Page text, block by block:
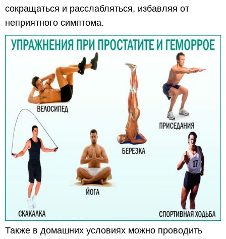
сокращаться и расслабляться, избавляя от
неприятного симптома.
Также в домашних условиях можно проводить